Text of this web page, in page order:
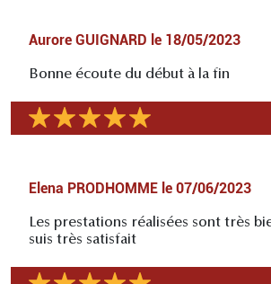
Aurore GUIGNARD le 18/05/2023
Bonne écoute du début à la fin
Elena PRODHOMME le 07/06/2023
Les prestations réalisées sont très
suis très satisfait